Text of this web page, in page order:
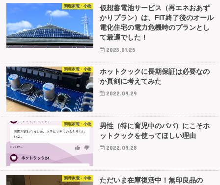
調理家電・小物
仮想蓄電池サービス（再エネおあず
かりプラン）は、FIT終了後のオール
電化住宅の電力危機時のプランとし
て最適でした！
2023.01.25
調理家電・小物
ホットクックに長期保証は必要なの
か真剣に考えてみた
2022.09.29
調理家電・小物
男性（特に育児中のパパ）にこそホ
ットクックを使ってほしい理由
2022.09.28
調理家電・小物
ただいま在庫復活中！無印良品の